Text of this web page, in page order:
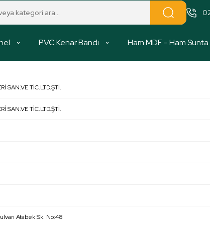
PVC Kenar Bandı Ham MDF - Ham Sunta
SAN.VE TİC.LTD.ŞTİ.
SAN.VE TİC.LTD.ŞTİ.
Atabek Sk. No:48